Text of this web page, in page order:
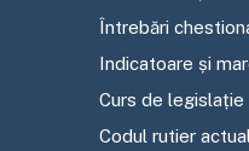
Întrebări
Indicatoare și
Curs de legislație
Codul rutier